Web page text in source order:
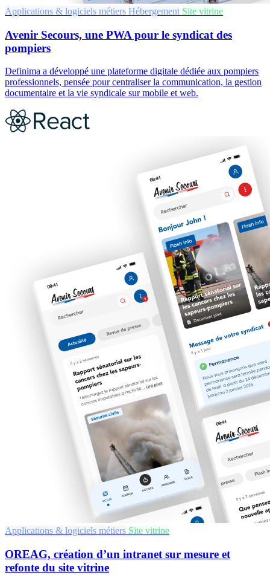
Applications & logiciels métiers Hébergement Site vitrine
Avenir Secours, une PWA pour le syndicat des
pompiers
Definima a développé une plateforme digitale dédiée aux pompiers
professionnels, pensée pour centraliser la communication, la gestion
documentaire et la vie syndicale sur mobile et web.
Applications & logiciels métiers Site vitrine
OREAG, création d’un intranet sur mesure et
refonte du site vitrine